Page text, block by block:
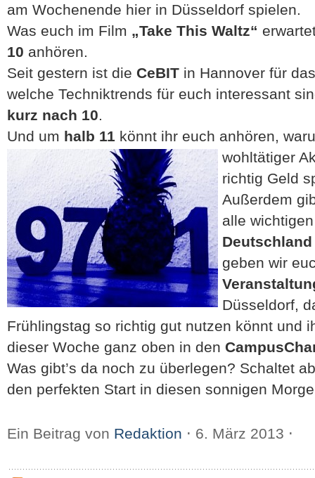
am Wochenende hier in Düsseldorf spielen.
Was euch im Film „Take This Waltz“
10 anhören.
Seit gestern ist die CeBIT in Hannover für
welche Techniktrends für euch interessant
kurz nach 10.
Und um halb 11 könnt ihr euch anhören,
wohltätiger
richtig Geld
Außerdem
alle
geben wir
Düsseldorf,
Frühlingstag so richtig gut nutzen könnt und
dieser Woche ganz oben in den
Was gibt’s da noch zu überlegen? Schaltet
den perfekten Start in diesen sonnigen
Ein Beitrag von Redaktion ⋅ 6. März 2013 ⋅